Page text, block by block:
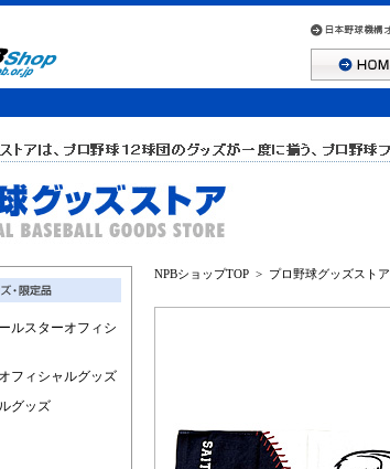
NPBショップTOP > プロ野球グッズストア
ルスターオフィシ
フィシャルグッズ
グッズ